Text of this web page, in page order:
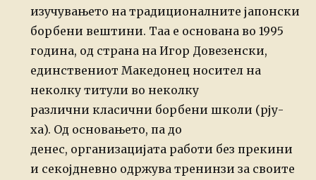
изучувањето на традиционалните јапонски
борбени вештини. Таа е основана во 1995
година, од страна на Игор Довезенски,
единствениот Македонец носител на
неколку титули во неколку
различни класични борбени школи (рју-
ха). Од основањето, па до
денес, организацијата работи без прекини
и секојдневно одржува тренинзи за своите